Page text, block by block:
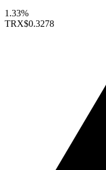
1.33%
TRX$0.3278